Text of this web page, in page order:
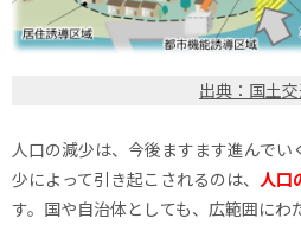
出典：国土
人口の減少は、今後ますます進んで
少によって引き起こされるのは、 人口
す。国や自治体としても、広範囲にわ